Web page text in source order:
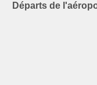
Départs de